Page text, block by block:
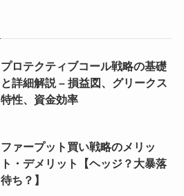
プロテクティブコール戦略の基礎
と詳細解説 – 損益図、グリークス
特性、資金効率
ファープット買い戦略のメリッ
ト・デメリット【ヘッジ？大暴落
待ち？】